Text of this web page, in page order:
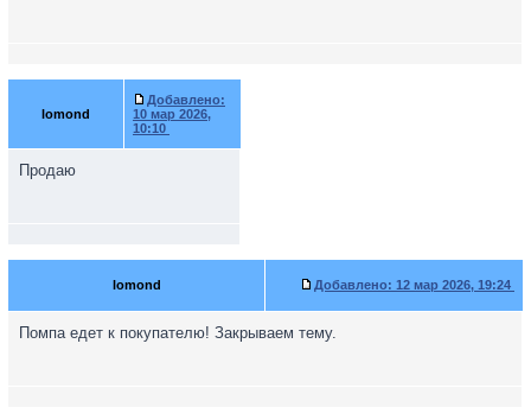
lomond
Добавлено:
10 мар 2026,
10:10
Продаю
lomond Добавлено: 12 мар 2026, 19:24
Помпа едет к покупателю! Закрываем тему.